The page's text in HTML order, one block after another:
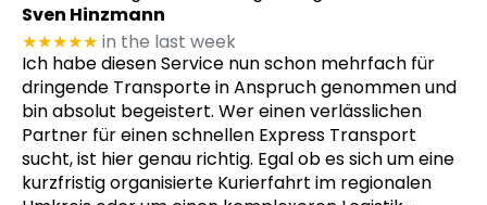
Sven Hinzmann
★★★★★ in the last week
Ich habe diesen Service nun schon mehrfach für
dringende Transporte in Anspruch genommen und
bin absolut begeistert. Wer einen verlässlichen
Partner für einen schnellen Express Transport
sucht, ist hier genau richtig. Egal ob es sich um eine
kurzfristig organisierte Kurierfahrt im regionalen